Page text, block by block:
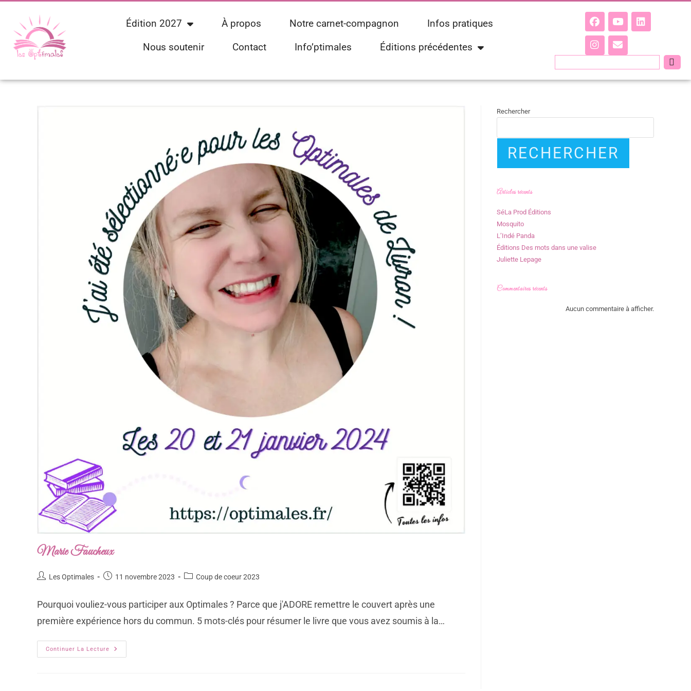
Édition 2027 À propos Notre carnet-compagnon
Infos pratiques
Nous soutenir
Contact Info’ptimales Éditions précédentes
Marie Faucheux
Les Optimales 11 novembre 2023 Coup de coeur 2023
Pourquoi vouliez-vous participer aux Optimales ? Parce que j'ADORE remettre le couvert après une
première expérience hors du commun. 5 mots-clés pour résumer le livre que vous avez soumis à la…
Continuer La Lecture
Rechercher
RECHERCHER
Articles récents
SéLa Prod Éditions
Mosquito
L’Indé Panda
Éditions Des mots dans une valise
Juliette Lepage
Commentaires récents
Aucun commentaire à afficher.